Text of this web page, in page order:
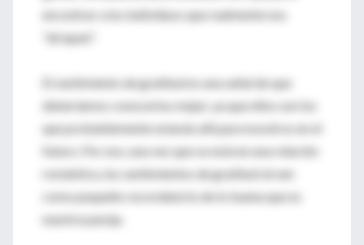
encontrar a los individuos que realmente nos
"atrapan".
El sentimiento de gratitud es una señal de que
deberíamos conocerlos mejor, ya que ellos son los
que probablemente estarán allí para nosotros en el
futuro. Por eso, una vez que se está en una relación
romántica, los sentimientos de gratitud sirven
como pequeño recordatorio de lo buena que es
nuestra pareja.